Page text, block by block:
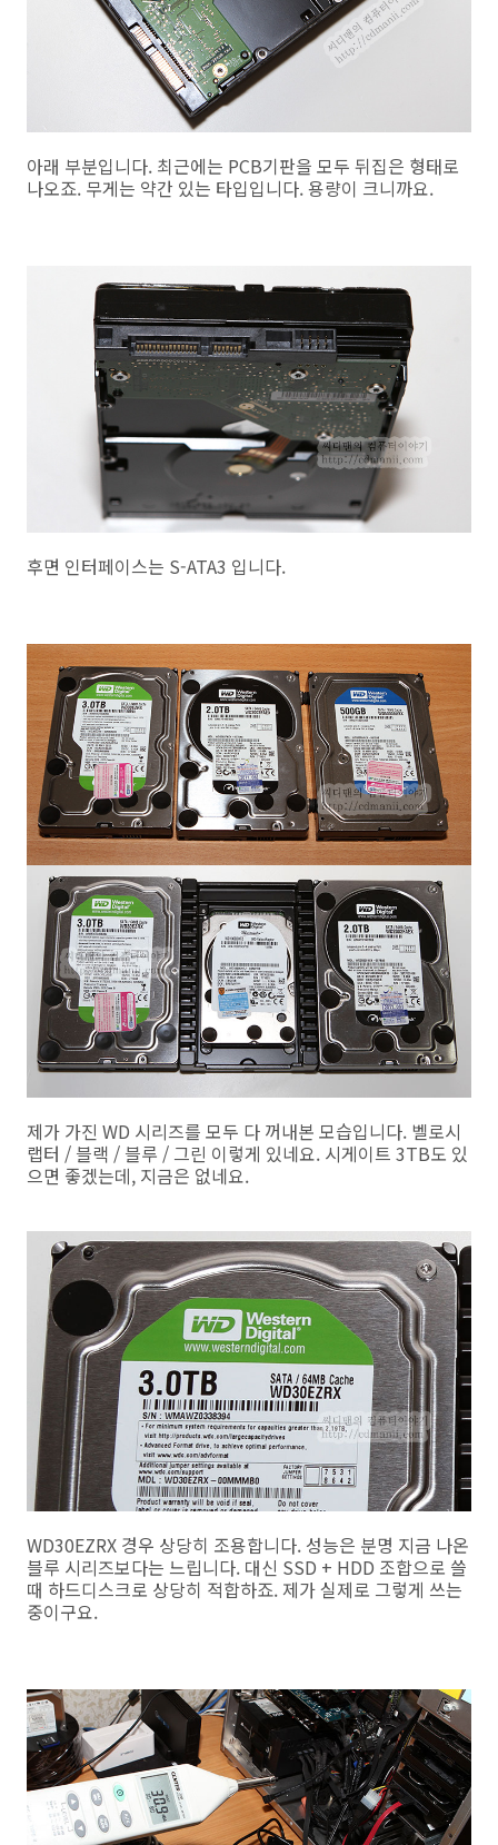
아래 부분입니다. 최근에는 PCB기판을 모두 뒤집은 형태로
나오죠. 무게는 약간 있는 타입입니다. 용량이 크니까요.
후면 인터페이스는 S-ATA3 입니다.
제가 가진 WD 시리즈를 모두 다 꺼내본 모습입니다. 벨로시
랩터 / 블랙 / 블루 / 그린 이렇게 있네요. 시게이트 3TB도 있
으면 좋겠는데, 지금은 없네요.
WD30EZRX 경우 상당히 조용합니다. 성능은 분명 지금 나온
블루 시리즈보다는 느립니다. 대신 SSD + HDD 조합으로 쓸
때 하드디스크로 상당히 적합하죠. 제가 실제로 그렇게 쓰는
중이구요.